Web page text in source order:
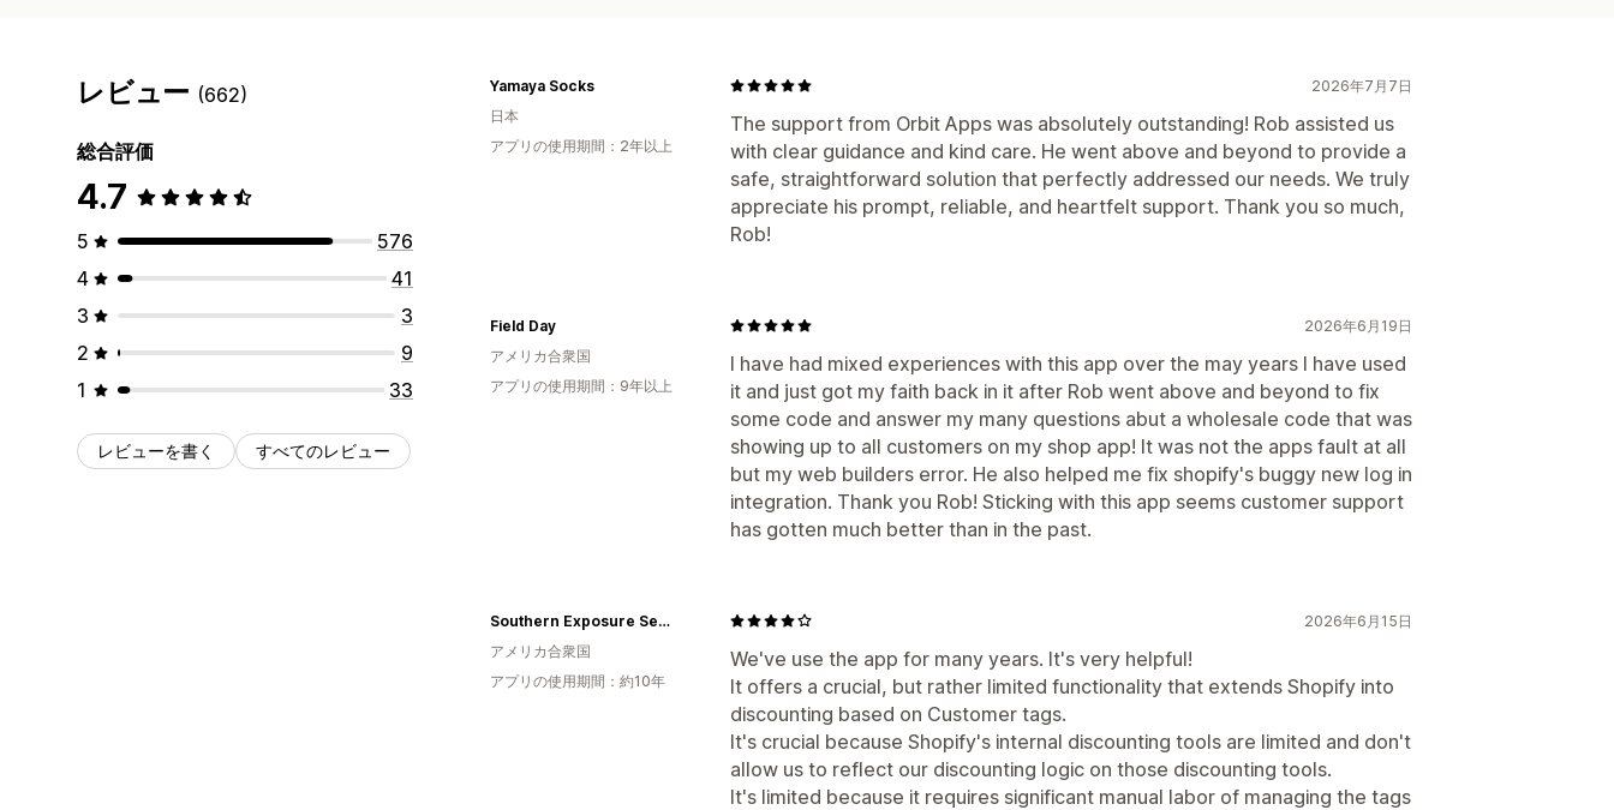
レビュー (662)
総合評価
4.7
5
576
4
41
3
3
2
9
1
33
レビューを書く すべてのレビュー
2026年7月7日
The support from Orbit Apps was absolutely outstanding! Rob assisted us
with clear guidance and kind care. He went above and beyond to provide a
safe, straightforward solution that perfectly addressed our needs. We truly
appreciate his prompt, reliable, and heartfelt support. Thank you so much,
Rob!
Yamaya Socks
日本
アプリの使用期間：2年以上
2026年6月19日
I have had mixed experiences with this app over the may years I have used
it and just got my faith back in it after Rob went above and beyond to fix
some code and answer my many questions abut a wholesale code that was
showing up to all customers on my shop app! It was not the apps fault at all
but my web builders error. He also helped me fix shopify's buggy new log in
integration. Thank you Rob! Sticking with this app seems customer support
has gotten much better than in the past.
Field Day
アメリカ合衆国
アプリの使用期間：9年以上
2026年6月15日
We've use the app for many years. It's very helpful!
It offers a crucial, but rather limited functionality that extends Shopify into
discounting based on Customer tags.
It's crucial because Shopify's internal discounting tools are limited and don't
allow us to reflect our discounting logic on those discounting tools.
It's limited because it requires significant manual labor of managing the tags
Southern Exposure Seed Exchange - Wholesale
アメリカ合衆国
アプリの使用期間：約10年